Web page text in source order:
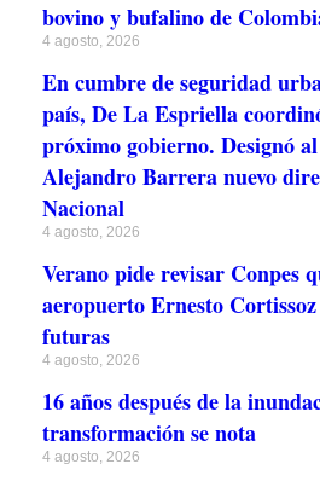
bovino y bufalino de
4 agosto, 2026
En cumbre de seguridad
país, De La Espriella
próximo gobierno. Designó
Alejandro Barrera nuevo
Nacional
4 agosto, 2026
Verano pide revisar Conpes
aeropuerto Ernesto
futuras
4 agosto, 2026
16 años después de la
transformación se nota
4 agosto, 2026